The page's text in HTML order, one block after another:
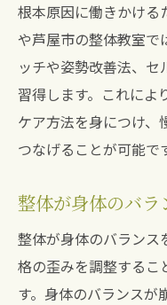
根本原因に働きかける
や芦屋市の整体教室で
ッチや姿勢改善法、
習得します。これによ
ケア方法を身につけ、
つなげることが可能で
整体が身体のバラ
整体が身体のバランス
格の歪みを調整するこ
す。身体のバランスが